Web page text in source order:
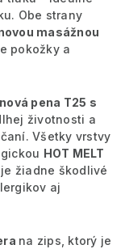
Obe strany
masážnou
pokožky a
pena T25 s
životnosti a
Všetky vrstvy
HOT MELT
žiadne škodlivé
aj
na zips, ktorý je